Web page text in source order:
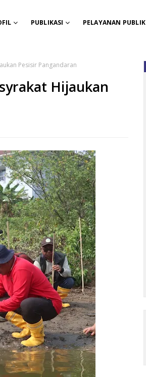
PUBLIKASI PELAYANAN PUBLIK
Pesisir Pangandaran
Hijaukan